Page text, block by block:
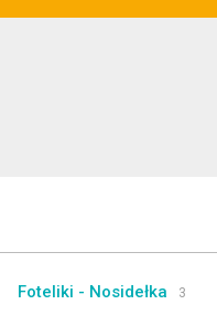
Foteliki - Nosidełka 3